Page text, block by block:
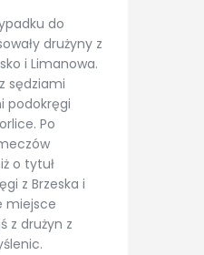
do
drużyny z
i Limanowa.
sędziami
podokręgi
Po
o tytuł
z Brzeska i
miejsce
z drużyn z